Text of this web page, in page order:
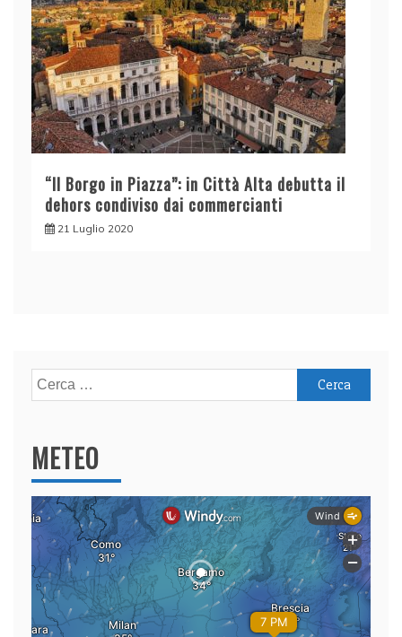
“Il Borgo in Piazza”: in Città Alta debutta il
dehors condiviso dai commercianti
21 Luglio 2020
Ricerca
per:
METEO